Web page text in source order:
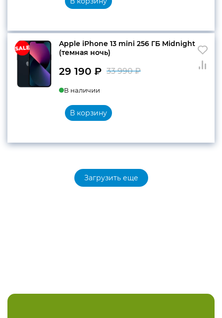
Apple iPhone 13 mini 256 ГБ Midnight
(темная ночь)
33 990₽
29 190 ₽
В наличии
В корзину
Загрузить еще